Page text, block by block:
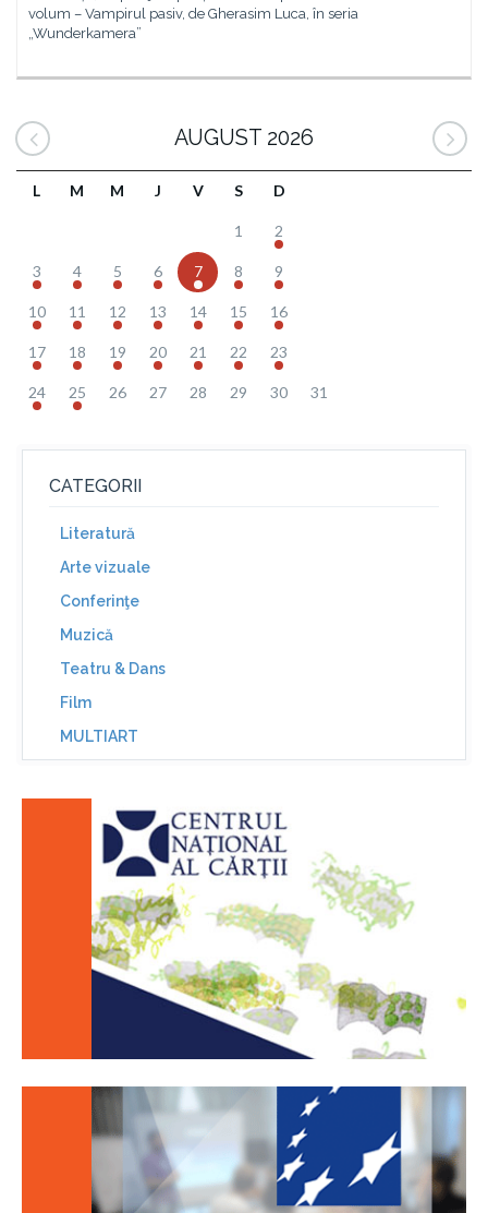
volum – Vampirul pasiv, de Gherasim Luca, în seria
„Wunderkamera”
AUGUST 2026
L M M J V S D
1 2
3 4 5 6 7 8 9
10 11 12 13 14 15 16
17 18 19 20 21 22 23
24 25 26 27 28 29 30 31
CATEGORII
Literatură
Arte vizuale
Conferinţe
Muzică
Teatru & Dans
Film
MULTIART